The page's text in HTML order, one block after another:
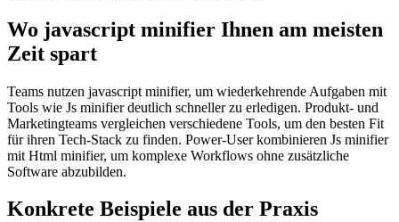
Wo javascript minifier Ihnen am meisten
Zeit spart
Teams nutzen javascript minifier, um wiederkehrende Aufgaben mit
Tools wie Js minifier deutlich schneller zu erledigen. Produkt- und
Marketingteams vergleichen verschiedene Tools, um den besten Fit
für ihren Tech-Stack zu finden. Power-User kombinieren Js minifier
mit Html minifier, um komplexe Workflows ohne zusätzliche
Software abzubilden.
Konkrete Beispiele aus der Praxis